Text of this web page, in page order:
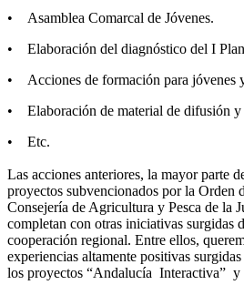
• Asamblea Comarcal de Jóvenes.
• Elaboración del diagnóstico del I
• Acciones de formación para jóvenes
• Elaboración de material de difusión y
• Etc.
Las acciones anteriores, la mayor parte
proyectos subvencionados por la Orden
Consejería de Agricultura y Pesca de la
completan con otras iniciativas surgidas
cooperación regional. Entre ellos,
experiencias altamente positivas
los proyectos “Andalucía Interactiva” y